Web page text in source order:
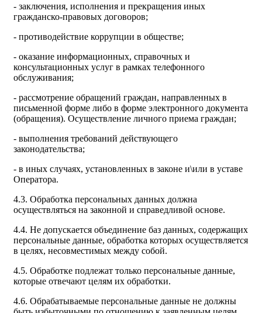
- заключения, исполнения и прекращения иных
гражданско-правовых договоров;
- противодействие коррупции в обществе;
- оказание информационных, справочных и
консультационных услуг в рамках телефонного
обслуживания;
- рассмотрение обращений граждан, направленных в
письменной форме либо в форме электронного документа
(обращения). Осуществление личного приема граждан;
- выполнения требований действующего
законодательства;
- в иных случаях, установленных в законе и\или в уставе
Оператора.
4.3. Обработка персональных данных должна
осуществляться на законной и справедливой основе.
4.4. Не допускается объединение баз данных, содержащих
персональные данные, обработка которых осуществляется
в целях, несовместимых между собой.
4.5. Обработке подлежат только персональные данные,
которые отвечают целям их обработки.
4.6. Обрабатываемые персональные данные не должны